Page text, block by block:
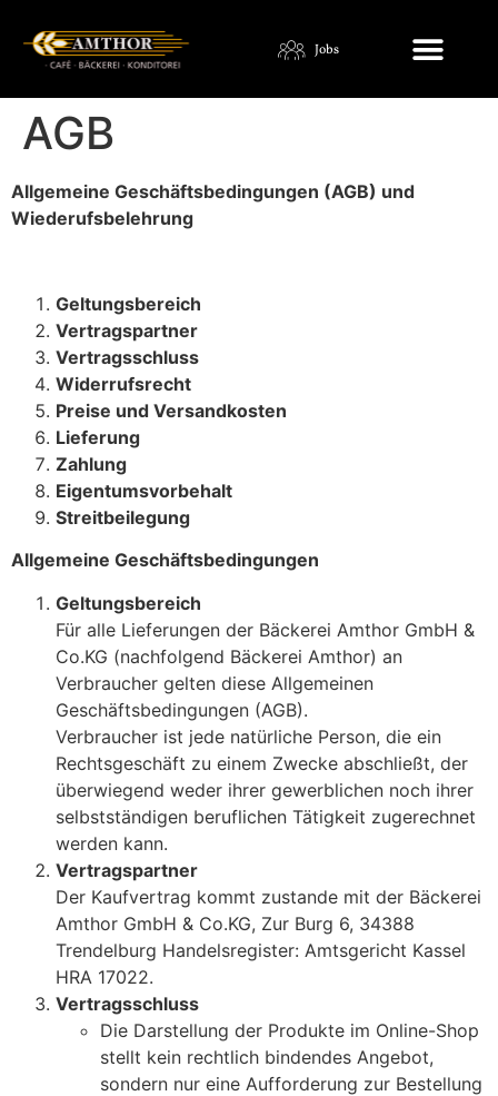
Jobs
AGB
Allgemeine Geschäftsbedingungen (AGB) und
Wiederufsbelehrung
Geltungsbereich
Vertragspartner
Vertragsschluss
Widerrufsrecht
Preise und Versandkosten
Lieferung
Zahlung
Eigentumsvorbehalt
Streitbeilegung
Allgemeine Geschäftsbedingungen
Geltungsbereich
Für alle Lieferungen der Bäckerei Amthor GmbH &
Co.KG (nachfolgend Bäckerei Amthor) an
Verbraucher gelten diese Allgemeinen
Geschäftsbedingungen (AGB).
Verbraucher ist jede natürliche Person, die ein
Rechtsgeschäft zu einem Zwecke abschließt, der
überwiegend weder ihrer gewerblichen noch ihrer
selbstständigen beruflichen Tätigkeit zugerechnet
werden kann.
Vertragspartner
Der Kaufvertrag kommt zustande mit der Bäckerei
Amthor GmbH & Co.KG, Zur Burg 6, 34388
Trendelburg Handelsregister: Amtsgericht Kassel
HRA 17022.
Vertragsschluss
Die Darstellung der Produkte im Online-Shop
stellt kein rechtlich bindendes Angebot,
sondern nur eine Aufforderung zur Bestellung